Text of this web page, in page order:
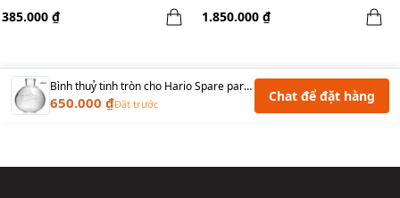
385.000 ₫ 1.850.000 ₫
Bình thuỷ tinh tròn cho Hario Spare part Syphon BL-TCA2 Up 240ml
650.000 ₫Đặt trước Chat để đặt hàng